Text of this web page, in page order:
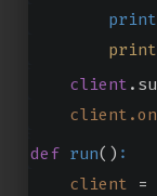
print
print
client
def run() :
client =